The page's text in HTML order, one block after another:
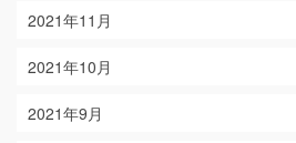
2021年11月
2021年10月
2021年9月